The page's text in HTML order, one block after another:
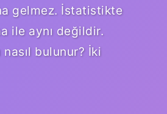
gelmez. İstatistikte
ile aynı değildir.
nasıl bulunur? İki